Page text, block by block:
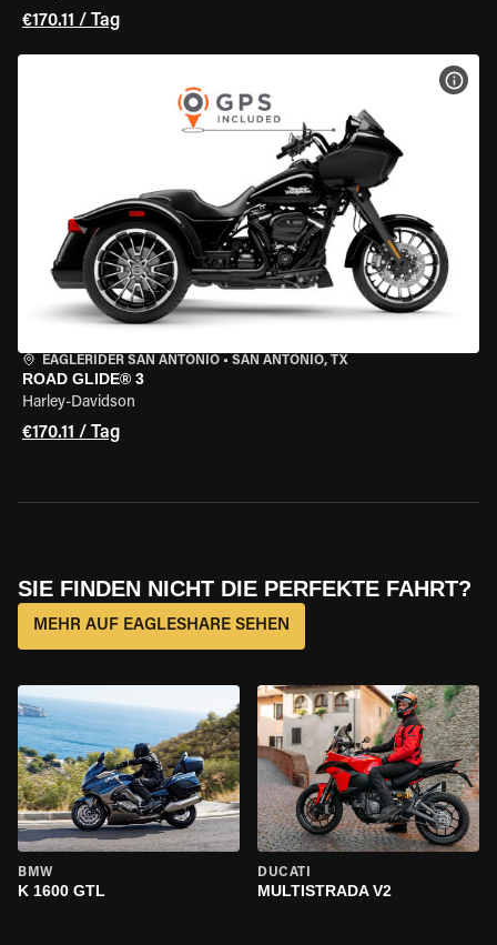
€170.11 / Tag
EAGLERIDER SAN ANTONIO • SAN ANTONIO, TX
ROAD GLIDE® 3
Harley-Davidson
€170.11 / Tag
SIE FINDEN NICHT DIE PERFEKTE FAHRT?
MEHR AUF EAGLESHARE SEHEN
BMW
K 1600 GTL
DUCATI
MULTISTRADA V2